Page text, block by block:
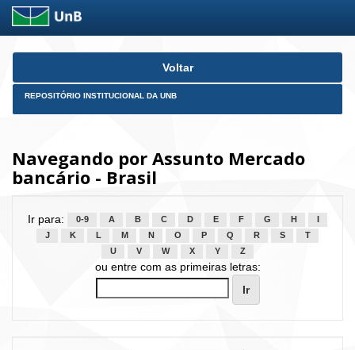
Skip
Voltar
REPOSITÓRIO INSTITUCIONAL DA UNB
Navegando por Assunto Mercado
bancário - Brasil
Ir para: 0-9 A B C D E F G H
J
K L M N O P Q R S
T
U
V W X Y Z
ou entre com as primeiras letras: